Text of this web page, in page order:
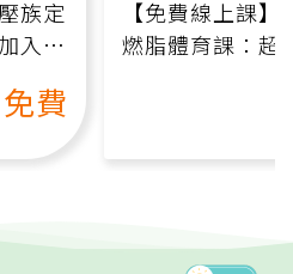
族定
入行
免費
【免費線上課
燃脂體育課：超